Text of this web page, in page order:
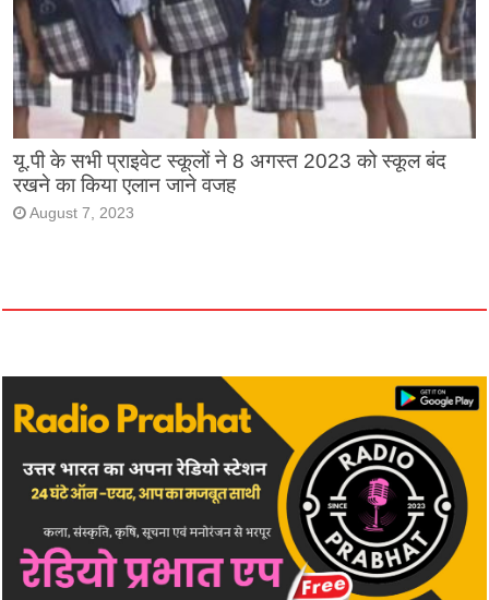
यू.पी के सभी प्राइवेट स्कूलों ने 8 अगस्त 2023 को स्कूल बंद
रखने का किया एलान जाने वजह
August 7, 2023